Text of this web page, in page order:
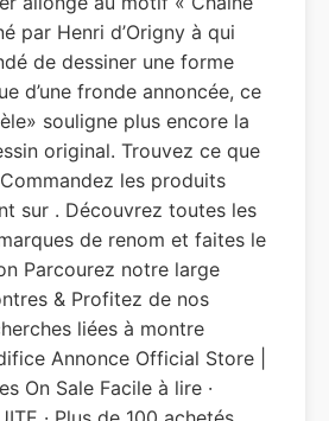
par Henri d’Origny à qui
de dessiner une forme
d’une fronde annoncée, ce
souligne plus encore la
original. Trouvez ce que
les produits
sur . Découvrez toutes les
de renom et faites le
Parcourez notre large
& Profitez de nos
liées à montre
Annonce Official Store |
On Sale Facile à lire ·